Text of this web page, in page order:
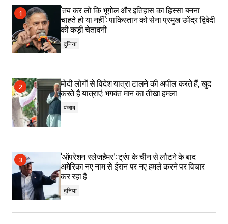
‘तय कर लो कि भूगोल और इतिहास का हिस्सा बनना
चाहते हो या नहीं’: पाकिस्तान को सेना प्रमुख उपेंद्र द्विवेदी
की कड़ी चेतावनी
दुनिया
मोदी लोगों से विदेश यात्रा टालने की अपील करते हैं, खुद
करते हैं यात्राएं: भगवंत मान का तीखा हमला
पंजाब
‘ऑपरेशन स्लेजहैमर’: ट्रंप के चीन से लौटने के बाद
अमेरिका नए नाम से ईरान पर नए हमले करने पर विचार
कर रहा है
दुनिया